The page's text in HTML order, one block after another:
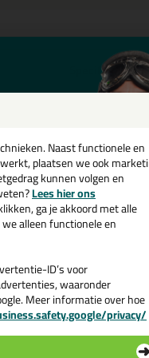
Specificaties
Sikkens F0.08.59 vandaag
van dit product?Lees
Naast functionele en
plaatsen we ook
kunnen volgen en
Lees hier ons
ga je akkoord met alle
alleen functionele en
ID’s voor
waaronder
Meer informatie over hoe
privacy/